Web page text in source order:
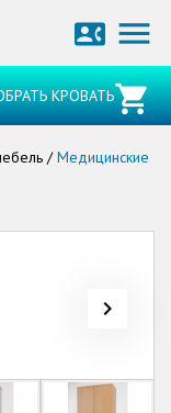
menu
contact_phone
КРОВАТЬ
/ Медицинские
navigate_next